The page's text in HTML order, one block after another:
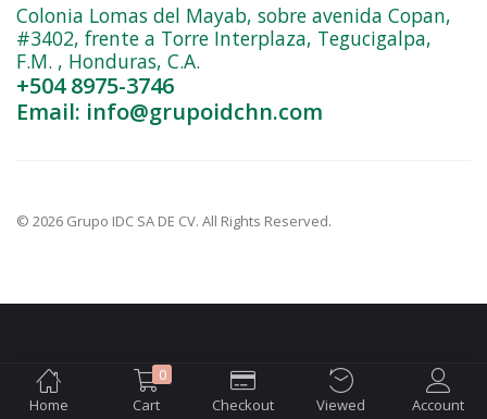
Home
0
Cart
Checkout Viewed Account
Colonia Lomas del Mayab, sobre avenida Copan,
#3402, frente a Torre Interplaza, Tegucigalpa,
F.M. , Honduras, C.A.
+504 8975-3746
Email: info@grupoidchn.com
© 2026 Grupo IDC SA DE CV. All Rights Reserved.